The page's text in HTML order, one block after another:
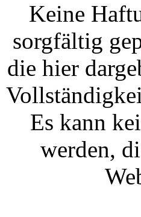
Keine
sorgfältig
die hier
Es kann
werden,